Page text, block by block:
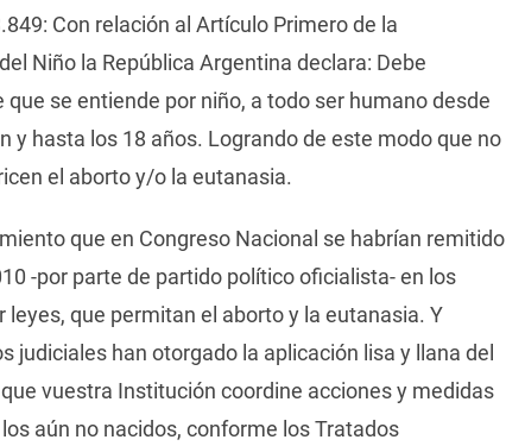
Con relación al Artículo Primero de la
Niño la República Argentina declara: Debe
se entiende por niño, a todo ser humano desde
y hasta los 18 años. Logrando de este modo que no
el aborto y/o la eutanasia.
que en Congreso Nacional se habrían remitido
-por parte de partido político oficialista- en los
que permitan el aborto y la eutanasia. Y
judiciales han otorgado la aplicación lisa y llana del
vuestra Institución coordine acciones y medidas
aún no nacidos, conforme los Tratados